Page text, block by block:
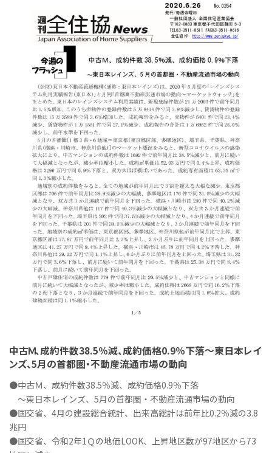
中古Ｍ、成約件数38.5％減、成約価格0.9％下落～東日本レイ
ンズ、5月の首都圏・不動産流通市場の動向
●中古Ｍ、成約件数38.5％減、成約価格0.9％下落
～東日本レインズ、5月の首都圏・不動産流通市場の動向
●国交省、4月の建設総合統計、出来高総計は前年比0.2％減の3.8
兆円
●国交省、令和2年1Ｑの地価LOOK、上昇地区数が97地区から73